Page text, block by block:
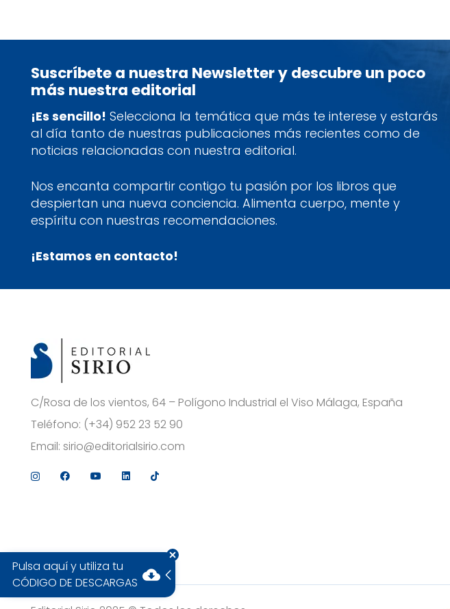
Suscríbete a nuestra Newsletter y descubre un poco
más nuestra editorial
¡Es sencillo! Selecciona la temática que más te interese y estarás
al día tanto de nuestras publicaciones más recientes como de
noticias relacionadas con nuestra editorial.
Nos encanta compartir contigo tu pasión por los libros que
despiertan una nueva conciencia. Alimenta cuerpo, mente y
espíritu con nuestras recomendaciones.
¡Estamos en contacto!
C/Rosa de los vientos, 64 – Polígono Industrial el Viso Málaga, España
Teléfono: (+34) 952 23 52 90
Email: sirio@editorialsirio.com
cloud_download
Pulsa aquí y utiliza tu
CÓDIGO DE DESCARGAS